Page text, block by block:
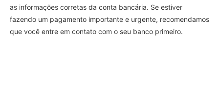
as informações corretas da conta bancária. Se estiver
fazendo um pagamento importante e urgente, recomendamos
que você entre em contato com o seu banco primeiro.